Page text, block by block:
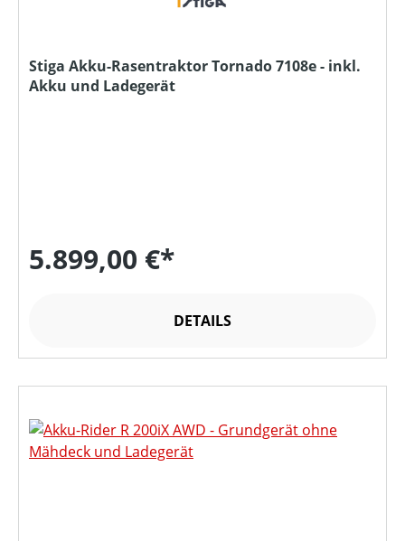
Stiga Akku-Rasentraktor Tornado 7108e - inkl.
Akku und Ladegerät
5.899,00 €*
DETAILS